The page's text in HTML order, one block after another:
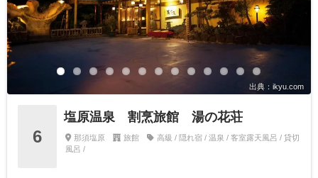
出典：ikyu.com
6
塩原温泉 割烹旅館 湯の花荘
那須塩原 旅館
高級 / 隠れ宿 / 温泉 / 客室露天風呂 / 貸切
風呂 /